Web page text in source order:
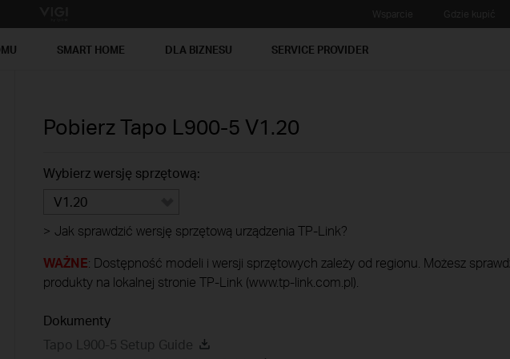
SMART HOME DLA BIZNESU SERVICE PROVIDER
Pobierz Tapo L900-5 V1.20
Wybierz wersję sprzętową:
V1.20
> Jak sprawdzić wersję sprzętową urządzenia TP-Link?
WAŻNE: Dostępność modeli i wersji sprzętowych zależy od regionu. Możesz
produkty na lokalnej stronie TP-Link (www.tp-link.com.pl).
Dokumenty
Tapo L900-5 Setup Guide